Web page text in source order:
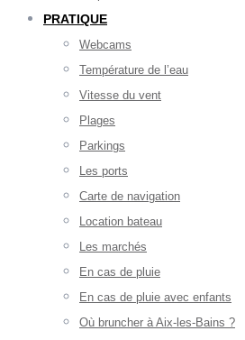
PRATIQUE
Webcams
Température de l’eau
Vitesse du vent
Plages
Parkings
Les ports
Carte de navigation
Location bateau
Les marchés
En cas de pluie
En cas de pluie avec enfants
Où bruncher à Aix-les-Bains ?